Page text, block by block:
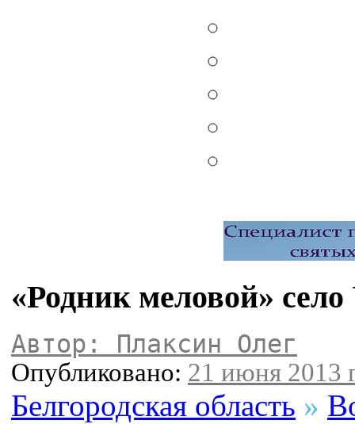
«Родник меловой» село
Автор: Плаксин Олег
Опубликовано: 21 июня 2013
Белгородская область »